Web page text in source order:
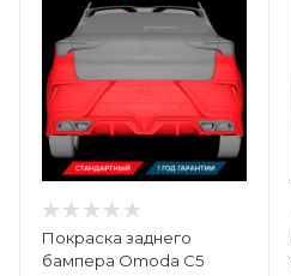
Покраска заднего
бампера Omoda C5